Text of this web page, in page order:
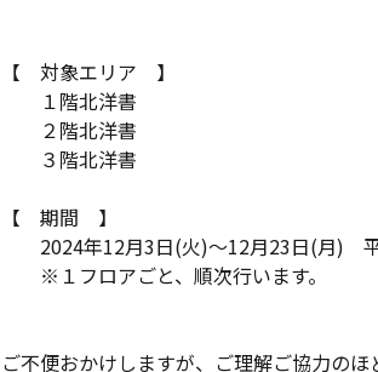
【 対象エリア 】
１階北洋書
２階北洋書
３階北洋書
【 期間 】
2024年12月3日(火)～12月23日(月)
※１フロアごと、順次行います。
ご不便おかけしますが、ご理解ご協力のほ